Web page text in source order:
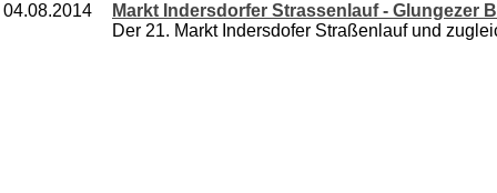
04.08.2014
Markt Indersdorfer Strassenlauf - Glungezer
Der 21. Markt Indersdofer Straßenlauf und